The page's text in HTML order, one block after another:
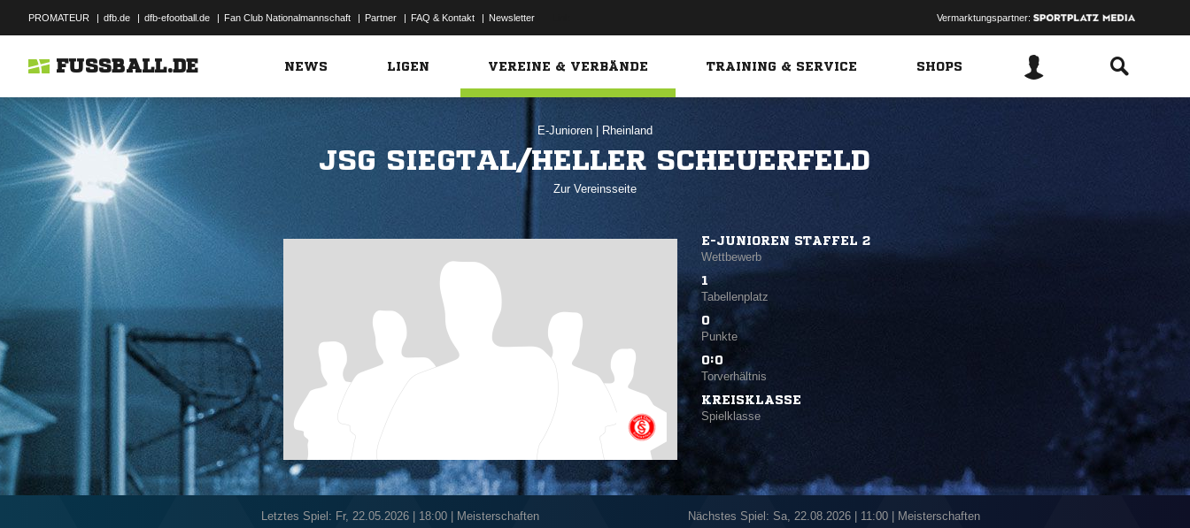
PROMATEUR | dfb.de | dfb-efootball.de | Fan Club Nationalmannschaft | Partner | FAQ & Kontakt | Newsletter Vermarktungspartner:
FUSSBALL.DE NEWS LIGEN VEREINE & VERBÄNDE TRAINING & SERVICE SHOPS
E-Junioren Rheinland
JSG SIEGTAL/HELLER SCHEUERFELD
Zur Vereinsseite
E-JUNIOREN STAFFEL 2
Wettbewerb
1
Tabellenplatz
0
Punkte
0:0
Torverhältnis
KREISKLASSE
Spielklasse
Letztes Spiel: Fr, 22.05.2026
18:00 | Meisterschaften
Nächstes Spiel: Sa, 22.08.2026
11:00 | Meisterschaften